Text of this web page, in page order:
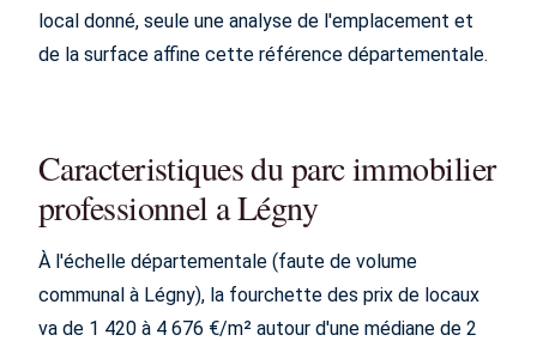
local donné, seule une analyse de l'emplacement et
de la surface affine cette référence départementale.
Caracteristiques du parc immobilier
professionnel a Légny
À l'échelle départementale (faute de volume
communal à Légny), la fourchette des prix de locaux
va de 1 420 à 4 676 €/m² autour d'une médiane de 2